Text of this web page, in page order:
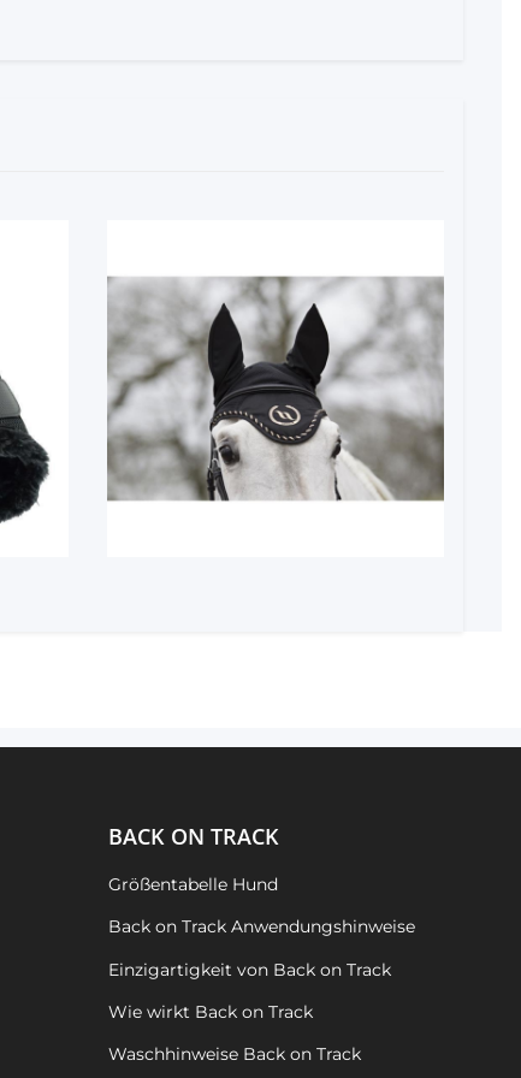
BACK ON TRACK
Größentabelle Hund
Back on Track Anwendungshinweise
Einzigartigkeit von Back on Track
Wie wirkt Back on Track
Waschhinweise Back on Track